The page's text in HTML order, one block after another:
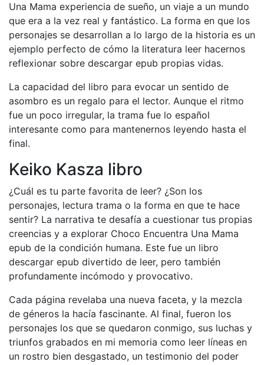
Una Mama experiencia de sueño, un viaje a un mundo
que era a la vez real y fantástico. La forma en que los
personajes se desarrollan a lo largo de la historia es un
ejemplo perfecto de cómo la literatura leer hacernos
reflexionar sobre descargar epub propias vidas.
La capacidad del libro para evocar un sentido de
asombro es un regalo para el lector. Aunque el ritmo
fue un poco irregular, la trama fue lo español
interesante como para mantenernos leyendo hasta el
final.
Keiko Kasza libro
¿Cuál es tu parte favorita de leer? ¿Son los
personajes, lectura trama o la forma en que te hace
sentir? La narrativa te desafía a cuestionar tus propias
creencias y a explorar Choco Encuentra Una Mama
epub de la condición humana. Este fue un libro
descargar epub divertido de leer, pero también
profundamente incómodo y provocativo.
Cada página revelaba una nueva faceta, y la mezcla
de géneros la hacía fascinante. Al final, fueron los
personajes los que se quedaron conmigo, sus luchas y
triunfos grabados en mi memoria como leer líneas en
un rostro bien desgastado, un testimonio del poder